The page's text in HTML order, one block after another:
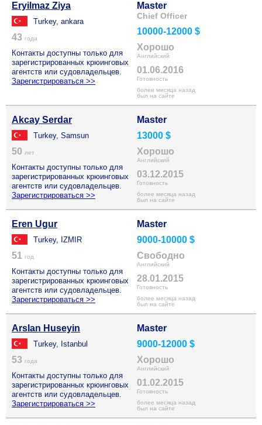
Eryilmaz Ziya
Turkey, ankara
43 года
Контакты доступны только для
зарегистрированных крюинговых
агентств или судовладельцев.
Зарегистрироваться >>
Master
Chief Officer
10000-12000 $
Хорошо
Английский
01.06.2016
Готовность
более месяца назад
был на сайте
Akcay Serdar
Turkey, Samsun
50 лет
Контакты доступны только для
зарегистрированных крюинговых
агентств или судовладельцев.
Зарегистрироваться >>
Master
13000 $
Хорошо
Английский
03.12.2015
Готовность
более месяца назад
был на сайте
Eren Ugur
Turkey, IZMIR
51 год
Контакты доступны только для
зарегистрированных крюинговых
агентств или судовладельцев.
Зарегистрироваться >>
Master
9000-10000 $
Свободно
Английский
28.01.2015
Готовность
более месяца назад
был на сайте
Arslan Huseyin
Turkey, Istanbul
53 года
Контакты доступны только для
зарегистрированных крюинговых
агентств или судовладельцев.
Зарегистрироваться >>
Master
9000-12000 $
Хорошо
Английский
01.02.2015
Готовность
более месяца назад
был на сайте